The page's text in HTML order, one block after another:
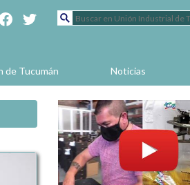
de Tucumán Noticias